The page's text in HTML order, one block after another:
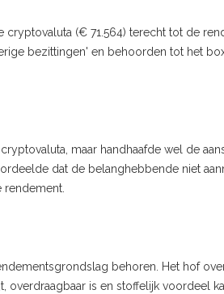
cryptovaluta (€ 71.564) terecht tot de
bezittingen' en behoorden tot het
maar handhaafde wel de
dat de belanghebbende niet
rendement.
behoren. Het hof
is en stoffelijk voordeel